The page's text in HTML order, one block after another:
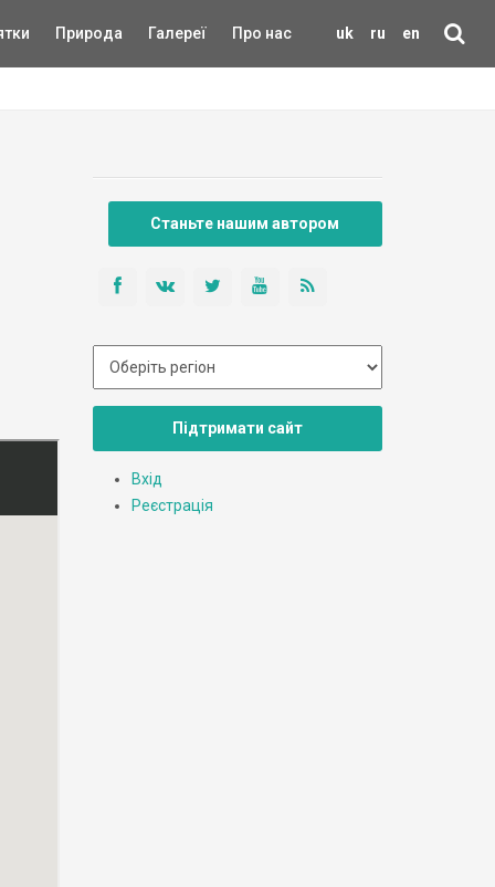
uk ru en
Природа Галереї Про нас
Станьте нашим автором
Підтримати сайт
Вхід
Реєстрація